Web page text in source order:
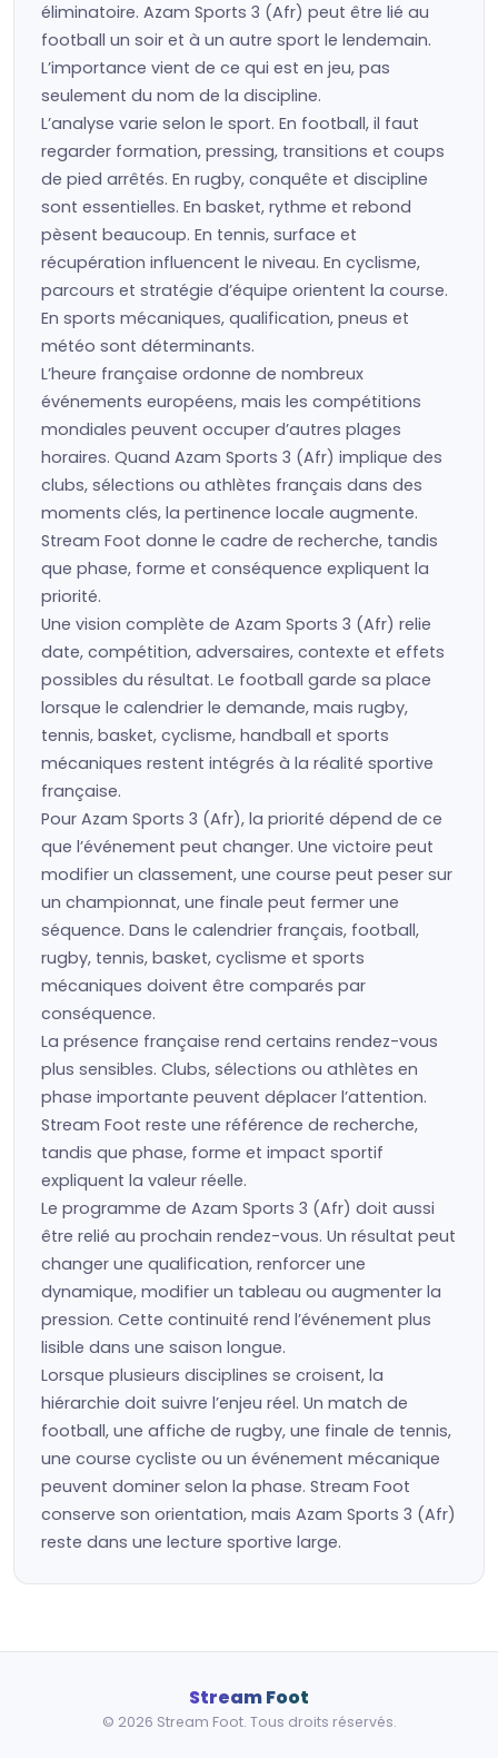
éliminatoire. Azam Sports 3 (Afr) peut être lié au
football un soir et à un autre sport le lendemain.
L’importance vient de ce qui est en jeu, pas
seulement du nom de la discipline.
L’analyse varie selon le sport. En football, il faut
regarder formation, pressing, transitions et coups
de pied arrêtés. En rugby, conquête et discipline
sont essentielles. En basket, rythme et rebond
pèsent beaucoup. En tennis, surface et
récupération influencent le niveau. En cyclisme,
parcours et stratégie d’équipe orientent la course.
En sports mécaniques, qualification, pneus et
météo sont déterminants.
L’heure française ordonne de nombreux
événements européens, mais les compétitions
mondiales peuvent occuper d’autres plages
horaires. Quand Azam Sports 3 (Afr) implique des
clubs, sélections ou athlètes français dans des
moments clés, la pertinence locale augmente.
Stream Foot donne le cadre de recherche, tandis
que phase, forme et conséquence expliquent la
priorité.
Une vision complète de Azam Sports 3 (Afr) relie
date, compétition, adversaires, contexte et effets
possibles du résultat. Le football garde sa place
lorsque le calendrier le demande, mais rugby,
tennis, basket, cyclisme, handball et sports
mécaniques restent intégrés à la réalité sportive
française.
Pour Azam Sports 3 (Afr), la priorité dépend de ce
que l’événement peut changer. Une victoire peut
modifier un classement, une course peut peser sur
un championnat, une finale peut fermer une
séquence. Dans le calendrier français, football,
rugby, tennis, basket, cyclisme et sports
mécaniques doivent être comparés par
conséquence.
La présence française rend certains rendez-vous
plus sensibles. Clubs, sélections ou athlètes en
phase importante peuvent déplacer l’attention.
Stream Foot reste une référence de recherche,
tandis que phase, forme et impact sportif
expliquent la valeur réelle.
Le programme de Azam Sports 3 (Afr) doit aussi
être relié au prochain rendez-vous. Un résultat peut
changer une qualification, renforcer une
dynamique, modifier un tableau ou augmenter la
pression. Cette continuité rend l’événement plus
lisible dans une saison longue.
Lorsque plusieurs disciplines se croisent, la
hiérarchie doit suivre l’enjeu réel. Un match de
football, une affiche de rugby, une finale de tennis,
une course cycliste ou un événement mécanique
peuvent dominer selon la phase. Stream Foot
conserve son orientation, mais Azam Sports 3 (Afr)
reste dans une lecture sportive large.
Stream Foot
© 2026 Stream Foot. Tous droits réservés.